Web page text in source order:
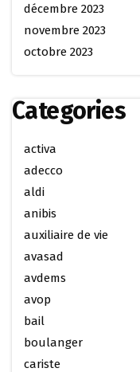
décembre 2023
novembre 2023
octobre 2023
Categories
activa
adecco
aldi
anibis
auxiliaire de vie
avasad
avdems
avop
bail
boulanger
cariste